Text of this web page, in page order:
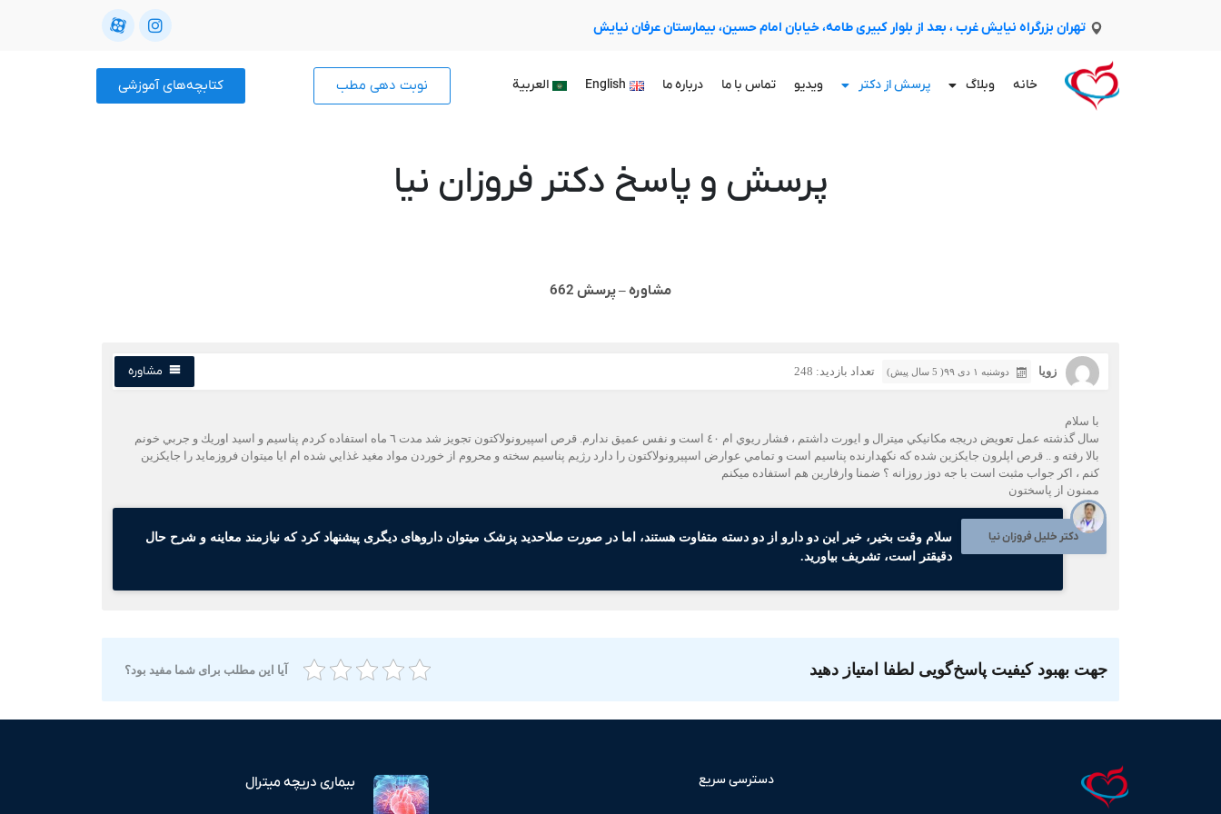
تهران بزرگراه نیایش غرب ، بعد از بلوار کبیری طامه، خیابان امام حسین، بیمارستان عرفان نیایش
خانه وبلاگ پرسش از دکتر ویدیو تماس با ما درباره ما English العربية نوبت دهی مطب کتابچه‌های آموزشی
پرسش و پاسخ دکتر فروزان نیا
مشاوره – پرسش 662
زويا دوشنبه ۱ دی ۹۹( 5 سال پیش) تعداد بازدید: 248 مشاوره
با سلام
سال گذشته عمل تعويض دريجه مكانيكي ميترال و ايورت داشتم ، فشار ريوي ام ٤٠ است و نفس عميق ندارم. قرص اسپيرونولاكتون تجويز شد مدت ٦ ماه استفاده كردم پناسيم و اسيد اوريك و جربي خونم
بالا رفته و .. قرص اپلرون جايكزين شده كه نكهدارنده پناسيم است و تمامي عوارض اسپيرونولاكتون را دارد رژيم پناسيم سخته و محروم از خوردن مواد مغيد غذايي شده ام ايا ميتوان فروزمايد را جايكزين
كنم ، اكر جواب مثبت است با جه دوز روزانه ؟ ضمنا وارفارين هم استفاده ميكنم
ممنون از پاسختون
دکتر خلیل فروزان نیا
سلام وقت بخیر، خیر این دو دارو از دو دسته متفاوت هستند، اما در صورت صلاحدید پزشک میتوان داروهای دیگری پیشنهاد کرد که نیازمند معاینه و شرح حال
دقیقتر است، تشریف بیاورید.
جهت بهبود کیفیت پاسخ‌گویی لطفا امتیاز دهید آیا این مطلب برای شما مفید بود؟
دسترسی سریع بیماری دریچه میترال